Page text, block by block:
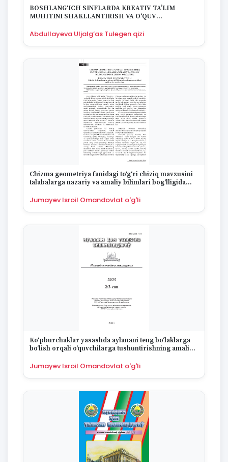
BOSHLANG‘ICH SINFLARDA KREATIV TA’LIM
MUHITINI SHAKLLANTIRISH VA O‘QUV
Abdullayeva Uljalg‘as Tulegen qizi
Chizma geometriya fanidagi to‘g‘ri chiziq mavzusini
talabalarga nazariy va amaliy bilimlari bog‘lligida
Jumayev Isroil Omandovlat o'g'li
Ko‘pburchaklar yasashda aylanani teng bo‘laklarga
bo‘lish orqali o‘quvchilarga tushuntirishning amaliy
Jumayev Isroil Omandovlat o'g'li